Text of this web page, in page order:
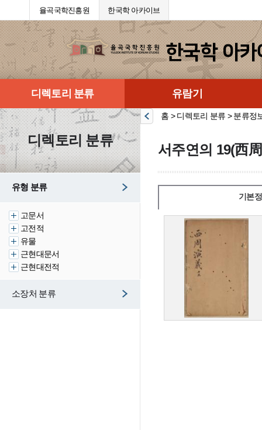
율곡국학진흥원 한국학 아카이브
디렉토리 분류 유람기
디렉토리 분류
유형 분류
고문서
고전적
유물
근현대문서
근현대전적
소장처 분류
홈 > 디렉토리 분류 > 분류정
서주연의 19(西
기본